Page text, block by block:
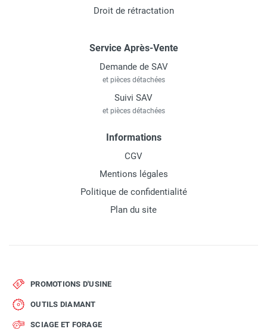
Droit de rétractation
Service Après-Vente
Demande de SAV
et pièces détachées
Suivi SAV
et pièces détachées
Informations
CGV
Mentions légales
Politique de confidentialité
Plan du site
PROMOTIONS D'USINE
OUTILS DIAMANT
SCIAGE ET FORAGE